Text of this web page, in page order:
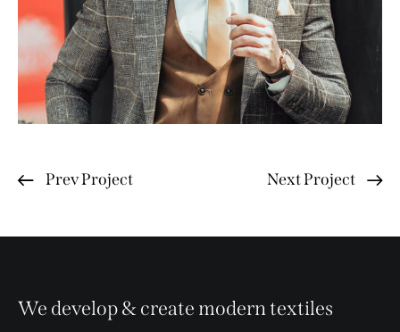
Prev Project Next Project
We develop & create modern textiles